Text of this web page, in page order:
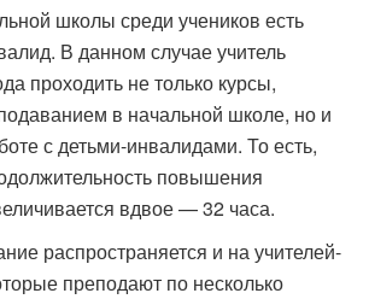
школы среди учеников есть
В данном случае учитель
проходить не только курсы,
в начальной школе, но и
с детьми-инвалидами. То есть,
повышения
вдвое — 32 часа.
распространяется и на учителей-
преподают по несколько